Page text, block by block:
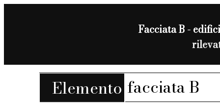
Facciata B -
Elemento facciata B